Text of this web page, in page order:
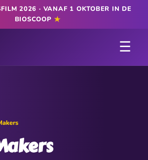
2026 · VANAF 1 OKTOBER IN DE
BIOSCOOP ★
☰